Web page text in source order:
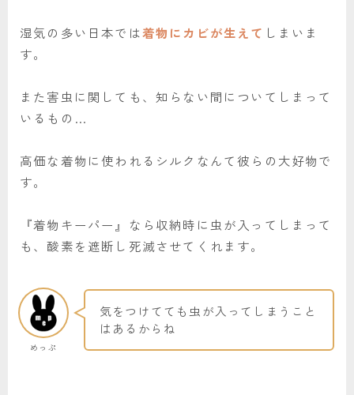
湿気の多い日本では着物にカビが生えて しまいま
す。
また害虫に関しても、知らない間についてしまって
いるもの…
高価な着物に使われるシルクなんて彼らの大好物で
す。
『着物キーパー』なら収納時に虫が入ってしまって
も、酸素を遮断し死滅させてくれます。
めっぷ
気をつけてても虫が入ってしまうこと
はあるからね